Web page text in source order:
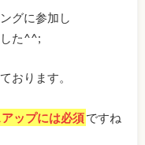
グに参加し
た^^;
おります。
ップには必須ですね